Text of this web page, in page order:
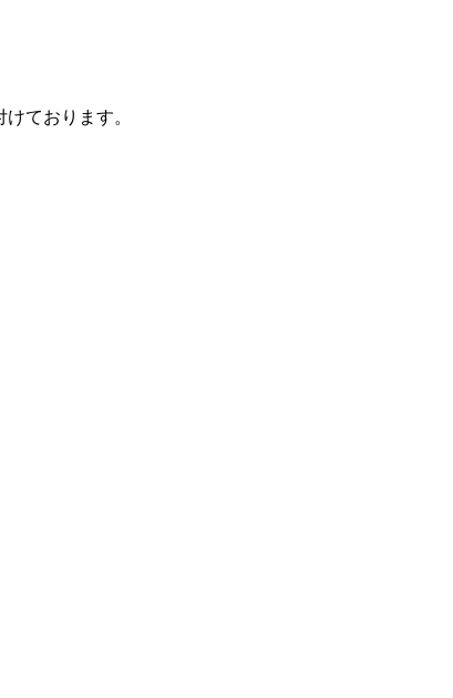
ております。